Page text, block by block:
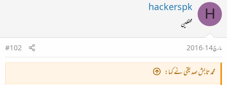
H
hackerspk
محفلین
مارچ 14، 2016
#102
محمد تابش صدیقی نے کہا: